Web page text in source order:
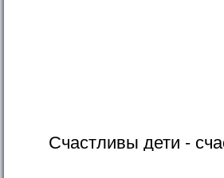
Счастливы дети -